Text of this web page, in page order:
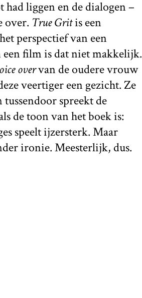
liggen en de dialogen –
over. True Gritis een
perspectief van een
film is dat niet makkelijk.
overvan de oudere vrouw
veertiger een gezicht. Ze
tussendoor spreekt de
de toon van het boek is:
speelt ijzersterk. Maar
ironie. Meesterlijk, dus.